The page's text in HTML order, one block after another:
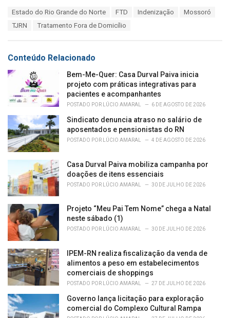
i
e
s
Estado do Rio Grande do Norte FTD Indenização
Mossoró
TJRN
Tratamento Fora de Domicílio
Conteúdo Relacionado
Bem-Me-Quer: Casa Durval Paiva inicia
projeto com práticas integrativas para
pacientes e acompanhantes
POSTADO POR LÚCIO AMARAL 6 DE AGOSTO DE 2026
Sindicato denuncia atraso no salário de
aposentados e pensionistas do RN
POSTADO POR LÚCIO AMARAL 4 DE AGOSTO DE 2026
Casa Durval Paiva mobiliza campanha por
doações de itens essenciais
POSTADO POR LÚCIO AMARAL 30 DE JULHO DE 2026
Projeto “Meu Pai Tem Nome” chega a Natal
neste sábado (1)
POSTADO POR LÚCIO AMARAL 30 DE JULHO DE 2026
IPEM-RN realiza fiscalização da venda de
alimentos a peso em estabelecimentos
comerciais de shoppings
POSTADO POR LÚCIO AMARAL 27 DE JULHO DE 2026
Governo lança licitação para exploração
comercial do Complexo Cultural Rampa